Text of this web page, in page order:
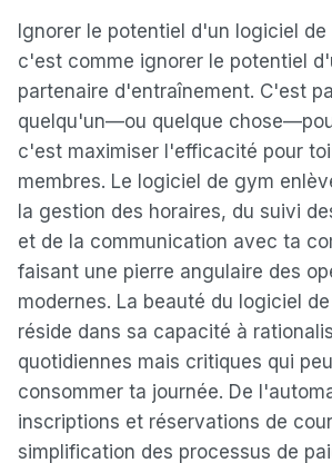
Ignorer le potentiel d'un logiciel
c'est comme ignorer le potentiel
partenaire d'entraînement. C'est
quelqu'un—ou quelque
c'est maximiser l'efficacité pour
membres. Le logiciel de gym
la gestion des horaires, du suivi
et de la communication avec ta
faisant une pierre angulaire des
modernes. La beauté du logiciel
réside dans sa capacité à
quotidiennes mais critiques qui
consommer ta journée. De
inscriptions et réservations de
simplification des processus de